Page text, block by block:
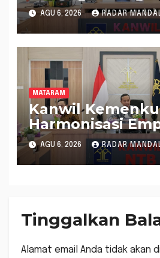
Rancangan
Sumbawa Barat
Harmonisasi
AGU 6, 2026 RADAR
MATARAM
Kanwil
Harmonisasi
Rapergub
Kepastian
AGU 6, 2026 RADAR
Tinggalkan
Alamat email Anda tidak akan